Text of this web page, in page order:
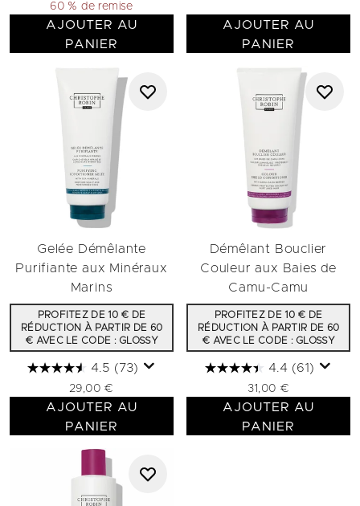
60 % de remise
AJOUTER AU
PANIER
AJOUTER AU
PANIER
Gelée Démêlante
Purifiante aux Minéraux
Marins
PROFITEZ DE 10 € DE
RÉDUCTION À PARTIR DE 60
€ AVEC LE CODE : GLOSSY
4.5 (73)
29,00 €
AJOUTER AU
PANIER
Démêlant Bouclier
Couleur aux Baies de
Camu-Camu
PROFITEZ DE 10 € DE
RÉDUCTION À PARTIR DE 60
€ AVEC LE CODE : GLOSSY
4.4 (61)
31,00 €
AJOUTER AU
PANIER